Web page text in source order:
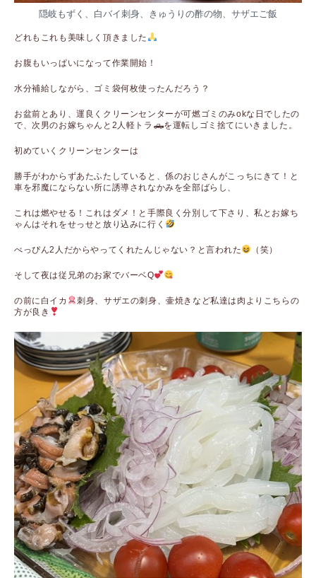
隠岐もずく、白バイ刺身、きゅうりの酢の物、サザエご飯
どれもこれも美味しく頂きました
お腹もいっぱいになって作業開始！
水分補給しながら、ゴミ袋何枚使ったんだろう？
お盆前とあり、運良くクリーンセンターが可燃ゴミのみokな日でしたの
で、次男のお嫁ちゃんと2人軽トラ🛻を運転しゴミ捨てにいきました。
初めていくクリーンセンターは
勝手がわからずあたふたしていると、係のおじさんがこっちにきて！と
車を邪魔にならない所に誘導されなかみを全部ばらし、
これは燃やせる！これはダメ！と手際良く分別して下さり、私とお嫁ち
ゃんはそれをせっせと放り込みに行く
べっぴん2人だからやってくれたんじゃない？と言われた （笑）
そして夜は従兄弟のお家でバーベQ
の前に白イカ
刺身、サザエの刺身、壷焼きなど私達は肉よりこちらの
方が良き